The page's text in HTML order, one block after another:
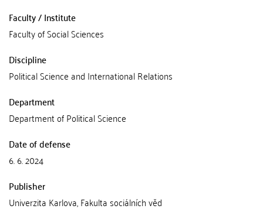
Faculty / Institute
Faculty of Social Sciences
Discipline
Political Science and International Relations
Department
Department of Political Science
Date of defense
6. 6. 2024
Publisher
Univerzita Karlova, Fakulta sociálních věd